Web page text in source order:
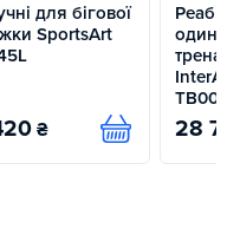
для бігової
SportsArt
₴ Купити
TB001-
28